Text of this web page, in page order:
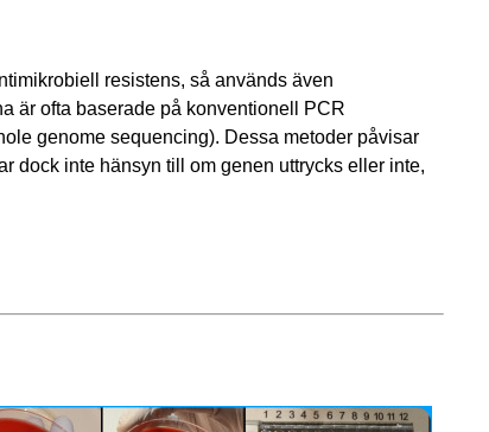
resistens, så används även
är ofta baserade på konventionell PCR
genome sequencing). Dessa metoder påvisar
dock inte hänsyn till om genen uttrycks eller inte,